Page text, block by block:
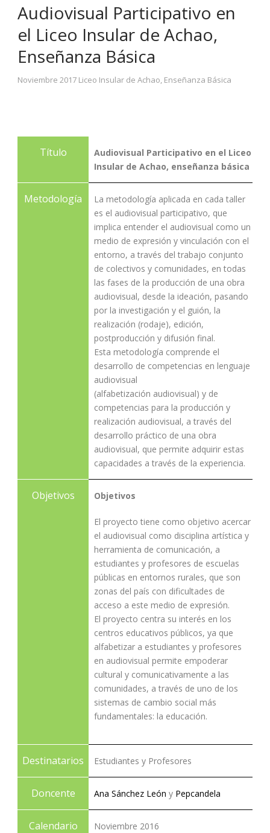
Audiovisual Participativo en
el Liceo Insular de Achao,
Enseñanza Básica
Noviembre 2017 Liceo Insular de Achao, Enseñanza Básica
Título
Audiovisual Participativo en el Liceo
Insular de Achao, enseñanza básica
Metodología
La metodología aplicada en cada taller
es el audiovisual participativo, que
implica entender el audiovisual como un
medio de expresión y vinculación con el
entorno, a través del trabajo conjunto
de colectivos y comunidades, en todas
las fases de la producción de una obra
audiovisual, desde la ideación, pasando
por la investigación y el guión, la
realización (rodaje), edición,
postproducción y difusión final.
Esta metodología comprende el
desarrollo de competencias en lenguaje
audiovisual
(alfabetización audiovisual) y de
competencias para la producción y
realización audiovisual, a través del
desarrollo práctico de una obra
audiovisual, que permite adquirir estas
capacidades a través de la experiencia.
Objetivos Objetivos
El proyecto tiene como objetivo acercar
el audiovisual como disciplina artística y
herramienta de comunicación, a
estudiantes y profesores de escuelas
públicas en entornos rurales, que son
zonas del país con dificultades de
acceso a este medio de expresión.
El proyecto centra su interés en los
centros educativos públicos, ya que
alfabetizar a estudiantes y profesores
en audiovisual permite empoderar
cultural y comunicativamente a las
comunidades, a través de uno de los
sistemas de cambio social más
fundamentales: la educación.
Destinatarios Estudiantes y Profesores
Doncente Ana Sánchez León y Pepcandela
Calendario Noviembre 2016